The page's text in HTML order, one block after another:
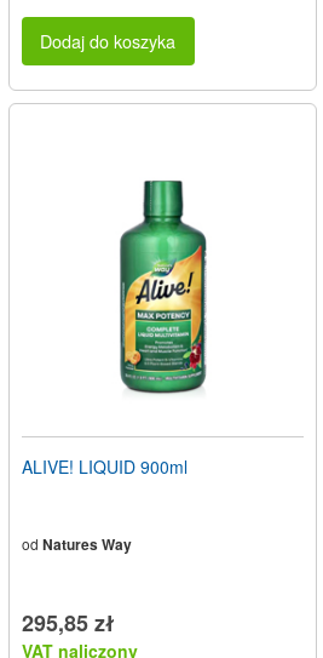
Dodaj do koszyka
ALIVE! LIQUID 900ml
od Natures Way
295,85 zł
VAT naliczony